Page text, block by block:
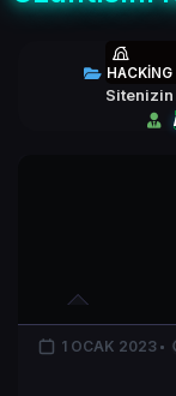
HACKİNG
Sitenizin
1 OCAK 2023